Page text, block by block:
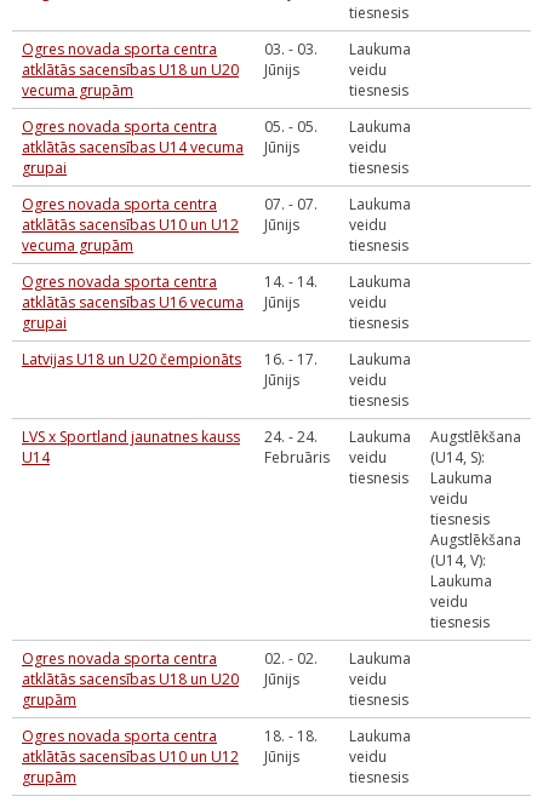
tiesnesis
Ogres novada sporta centra
atklātās sacensības U18 un U20
vecuma grupām
03. - 03.
Jūnijs
Laukuma
veidu
tiesnesis
Ogres novada sporta centra
atklātās sacensības U14 vecuma
grupai
05. - 05.
Jūnijs
Laukuma
veidu
tiesnesis
Ogres novada sporta centra
atklātās sacensības U10 un U12
vecuma grupām
07. - 07.
Jūnijs
Laukuma
veidu
tiesnesis
Ogres novada sporta centra
atklātās sacensības U16 vecuma
grupai
14. - 14.
Jūnijs
Laukuma
veidu
tiesnesis
Latvijas U18 un U20 čempionāts
16. - 17.
Jūnijs
Laukuma
veidu
tiesnesis
LVS x Sportland jaunatnes kauss
U14
24. - 24.
Februāris
Laukuma
veidu
tiesnesis
Augstlēkšana
(U14, S):
Laukuma
veidu
tiesnesis
Augstlēkšana
(U14, V):
Laukuma
veidu
tiesnesis
Ogres novada sporta centra
atklātās sacensības U18 un U20
grupām
02. - 02.
Jūnijs
Laukuma
veidu
tiesnesis
Ogres novada sporta centra
atklātās sacensības U10 un U12
grupām
18. - 18.
Jūnijs
Laukuma
veidu
tiesnesis